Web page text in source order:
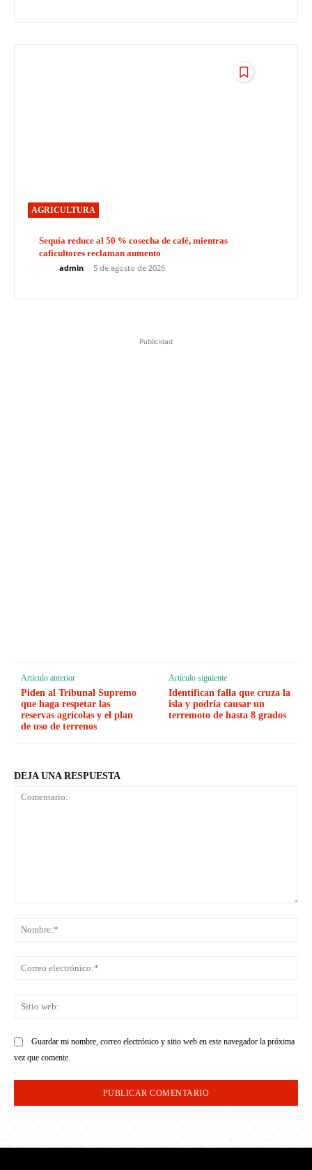
AGRICULTURA
Sequía reduce al 50 % cosecha de café, mientras
caficultores reclaman aumento
admin - 5 de agosto de 2026
Publicidad
Artículo anterior
Piden al Tribunal Supremo
que haga respetar las
reservas agrícolas y el plan
de uso de terrenos
Artículo siguiente
Identifican falla que cruza la
isla y podría causar un
terremoto de hasta 8 grados
DEJA UNA RESPUESTA
Guardar mi nombre, correo electrónico y sitio web en este navegador la próxima
vez que comente.